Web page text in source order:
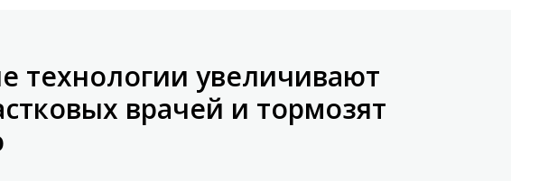
технологии увеличивают
врачей и тормозят